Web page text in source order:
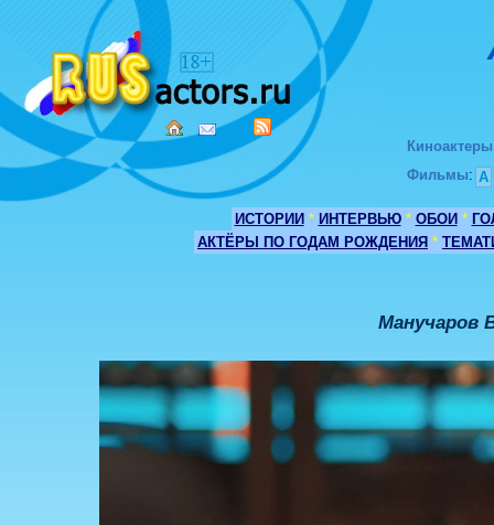
Киноактеры
Фильмы: А
ИСТОРИИ * ИНТЕРВЬЮ * ОБОИ *
АКТЁРЫ ПО ГОДАМ РОЖДЕНИЯ *
Манучаров